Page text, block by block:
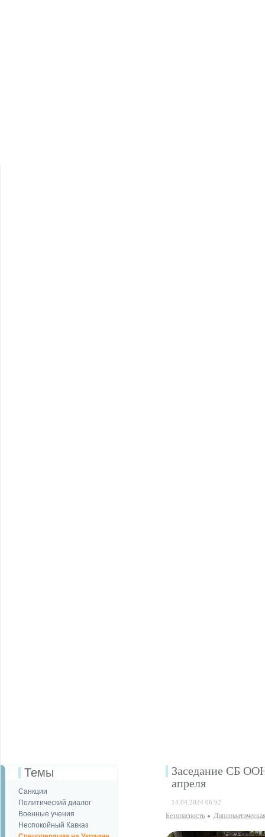
Темы
Санкции
Политический диалог
Военные учения
Неспокойный Кавказ
Заседание СБ
апреля
14.04.2024 06:02
Безопаcность